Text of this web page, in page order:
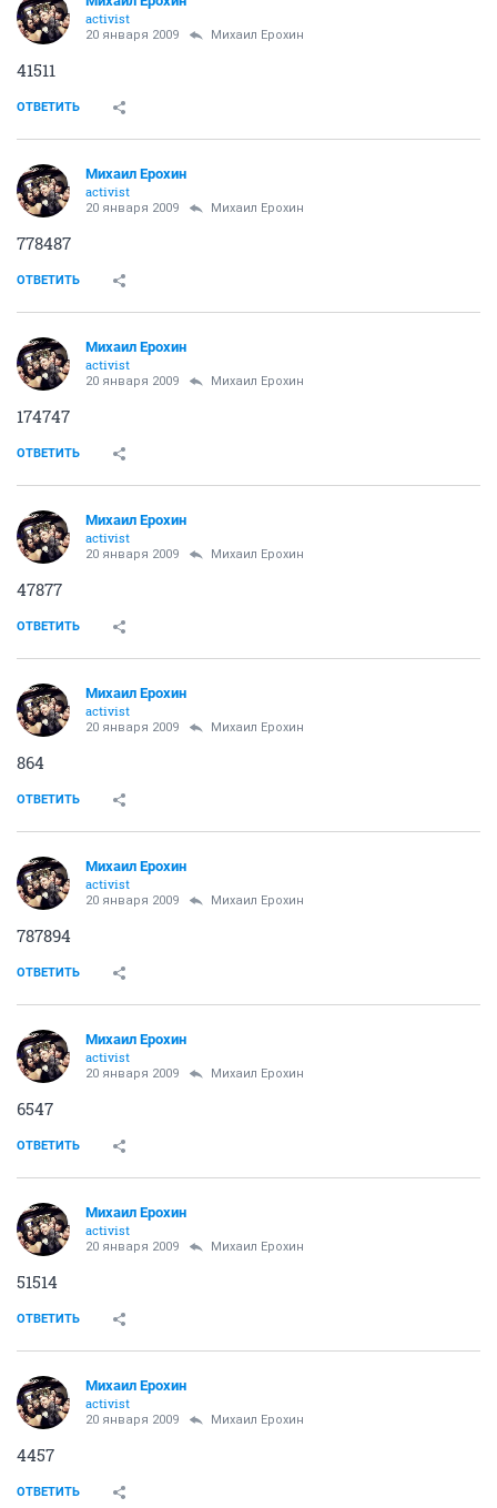
activist
20 января 2009 Михаил Ерохин
41511
ОТВЕТИТЬ
Михаил Ерохин
activist
20 января 2009 Михаил Ерохин
778487
ОТВЕТИТЬ
Михаил Ерохин
activist
20 января 2009 Михаил Ерохин
174747
ОТВЕТИТЬ
Михаил Ерохин
activist
20 января 2009 Михаил Ерохин
47877
ОТВЕТИТЬ
Михаил Ерохин
activist
20 января 2009 Михаил Ерохин
864
ОТВЕТИТЬ
Михаил Ерохин
activist
20 января 2009 Михаил Ерохин
787894
ОТВЕТИТЬ
Михаил Ерохин
activist
20 января 2009 Михаил Ерохин
6547
ОТВЕТИТЬ
Михаил Ерохин
activist
20 января 2009 Михаил Ерохин
51514
ОТВЕТИТЬ
Михаил Ерохин
activist
20 января 2009 Михаил Ерохин
4457
ОТВЕТИТЬ